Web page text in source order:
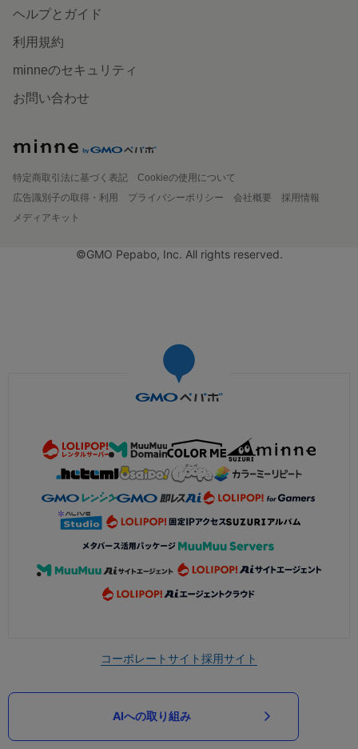
ヘルプとガイド
利用規約
minneのセキュリティ
お問い合わせ
特定商取引法に基づく表記
Cookieの使用について
広告識別子の取得・利用
プライバシーポリシー 会社概要
採用情報
メディアキット
©GMO Pepabo, Inc. All rights reserved.
コーポレートサイト採用サイト
AIへの取り組み